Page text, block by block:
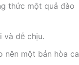
thức một quả đào
và dễ chịu.
nên một bản hòa ca